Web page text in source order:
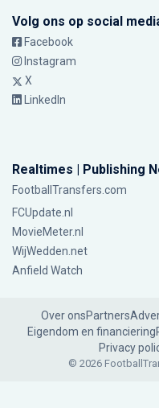
Volg ons op social
Facebook
Instagram
X
LinkedIn
Realtimes | Publishing
FootballTransfers.com
FCUpdate.nl
MovieMeter.nl
WijWedden.net
Anfield Watch
Over onsPartners
Eigendom en financiering
Privacy
© 2026